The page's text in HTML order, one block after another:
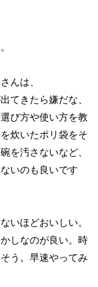
んは、
てきたら嫌だな、
び方や使い方を教
炊いたポリ袋をそ
を汚さないなど、
いのも良いです
いほどおいしい。
しなのが良い。時
う。早速やってみ